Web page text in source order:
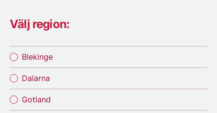
Välj region:
Blekinge
Dalarna
Gotland